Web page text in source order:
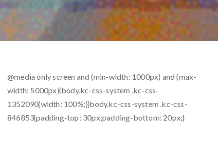
@media only screen and (min-width: 1000px) and (max-
width: 5000px){body.kc-css-system .kc-css-
1352090{width: 100%;}}body.kc-css-system .kc-css-
846853{padding-top: 30px;padding-bottom: 20px;}